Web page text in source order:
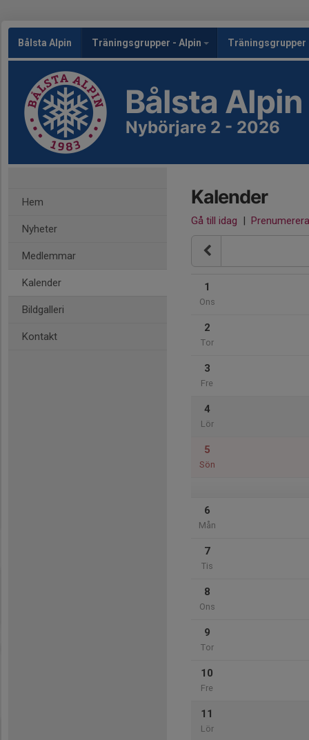
Bålsta Alpin Träningsgrupper - Alpin
Bålsta Alpin
Nybörjare 2 - 2026
Hem
Nyheter
Medlemmar
Kalender
Bildgalleri
Kontakt
Kalender
Gå till idag | Prenumerera
1
Ons
2
Tor
3
Fre
4
Lör
5
Sön
6
Mån
7
Tis
8
Ons
9
Tor
10
Fre
11
Lör